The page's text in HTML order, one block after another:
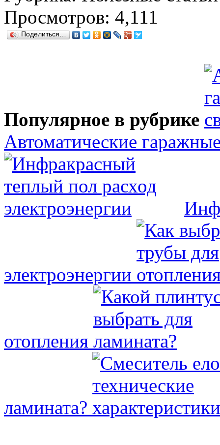
Просмотров: 4,111
Поделиться…
Популярное в рубрике
Автоматические
электроэнергии
отопления
ламината?